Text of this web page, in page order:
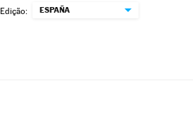
Edição: ESPAÑA